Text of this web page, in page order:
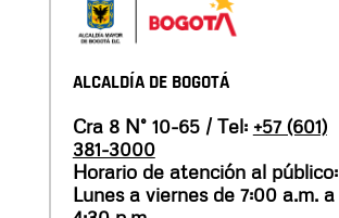
ALCALDÍA DE BOGOTÁ
Cra 8 N° 10-65 / Tel: +57 (601)
381-3000
Horario de atención al público:
Lunes a viernes de 7:00 a.m. a